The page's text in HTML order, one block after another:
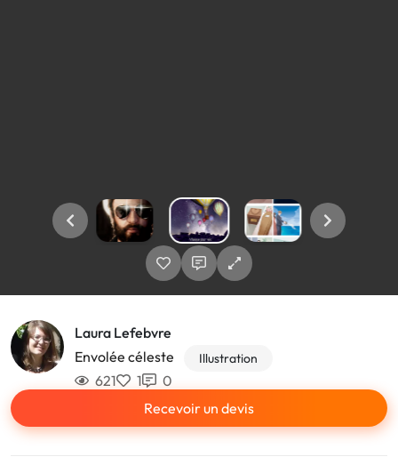
Laura Lefebvre
Envolée céleste
Illustration
621 1
0
Recevoir un devis